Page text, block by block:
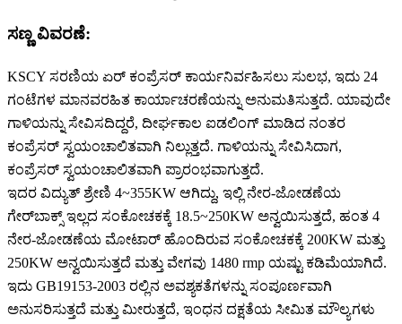
ಸಣ್ಣ ವಿವರಣೆ:
KSCY ಸರಣಿಯ ಏರ್ ಕಂಪ್ರೆಸರ್ ಕಾರ್ಯನಿರ್ವಹಿಸಲು ಸುಲಭ, ಇದು 24
ಗಂಟೆಗಳ ಮಾನವರಹಿತ ಕಾರ್ಯಾಚರಣೆಯನ್ನು ಅನುಮತಿಸುತ್ತದೆ. ಯಾವುದೇ
ಗಾಳಿಯನ್ನು ಸೇವಿಸದಿದ್ದರೆ, ದೀರ್ಘಕಾಲ ಐಡಲಿಂಗ್ ಮಾಡಿದ ನಂತರ
ಕಂಪ್ರೆಸರ್ ಸ್ವಯಂಚಾಲಿತವಾಗಿ ನಿಲ್ಲುತ್ತದೆ. ಗಾಳಿಯನ್ನು ಸೇವಿಸಿದಾಗ,
ಕಂಪ್ರೆಸರ್ ಸ್ವಯಂಚಾಲಿತವಾಗಿ ಪ್ರಾರಂಭವಾಗುತ್ತದೆ.
ಇದರ ವಿದ್ಯುತ್ ಶ್ರೇಣಿ 4~355KW ಆಗಿದ್ದು, ಇಲ್ಲಿ ನೇರ-ಜೋಡಣೆಯ
ಗೇರ್‌ಬಾಕ್ಸ್ ಇಲ್ಲದ ಸಂಕೋಚಕಕ್ಕೆ 18.5~250KW ಅನ್ವಯಿಸುತ್ತದೆ, ಹಂತ 4
ನೇರ-ಜೋಡಣೆಯ ಮೋಟಾರ್ ಹೊಂದಿರುವ ಸಂಕೋಚಕಕ್ಕೆ 200KW ಮತ್ತು
250KW ಅನ್ವಯಿಸುತ್ತದೆ ಮತ್ತು ವೇಗವು 1480 rmp ಯಷ್ಟು ಕಡಿಮೆಯಾಗಿದೆ.
ಇದು GB19153-2003 ರಲ್ಲಿನ ಅವಶ್ಯಕತೆಗಳನ್ನು ಸಂಪೂರ್ಣವಾಗಿ
ಅನುಸರಿಸುತ್ತದೆ ಮತ್ತು ಮೀರುತ್ತದೆ, ಇಂಧನ ದಕ್ಷತೆಯ ಸೀಮಿತ ಮೌಲ್ಯಗಳು